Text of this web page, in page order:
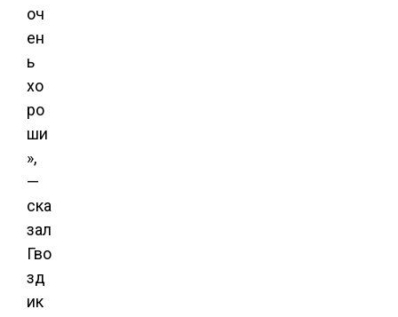
оч
ен
ь
хо
ро
ши
»,
—
ска
зал
Гво
зд
ик